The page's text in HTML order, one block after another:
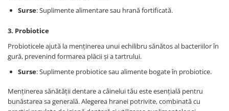
Surse: Suplimente alimentare sau hrană fortificată.
3. Probiotice
Probioticele ajută la menținerea unui echilibru sănătos al bacteriilor în
gură, prevenind formarea plăcii și a tartrului.
Surse: Suplimente probiotice sau alimente bogate în probiotice.
Menținerea sănătății dentare a câinelui tău este esențială pentru
bunăstarea sa generală. Alegerea hranei potrivite, combinată cu